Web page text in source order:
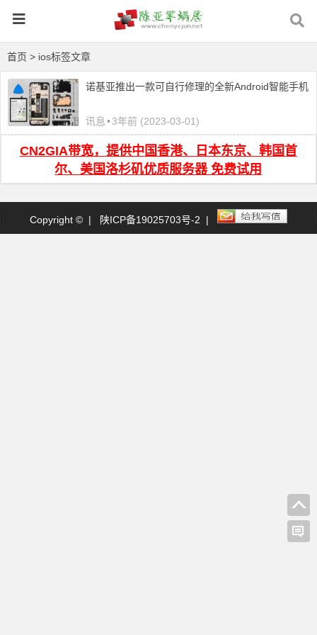
首页 > ios标签文章
诺基亚推出一款可自行修理的全新Android智能手机
讯息 •3年前 (2023-03-01)
CN2GIA带宽，提供中国香港、日本东京、韩国首
尔、美国洛杉矶优质服务器 免费试用
Copyright © | 陕ICP备19025703号-2 |